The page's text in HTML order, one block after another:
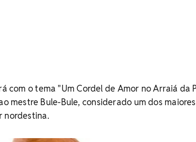
com o tema "Um Cordel de Amor no Arraiá da
mestre Bule-Bule, considerado um dos maiores
nordestina.